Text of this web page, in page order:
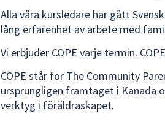
Alla våra kursledare har gått
lång erfarenhet av arbete med
Vi erbjuder COPE varje termin.
COPE står för The Community
ursprungligen framtaget i Kanada
verktyg i föräldraskapet.